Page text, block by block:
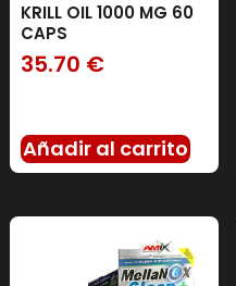
KRILL OIL 1000 MG 60
CAPS
35.70 €
Añadir al carrito